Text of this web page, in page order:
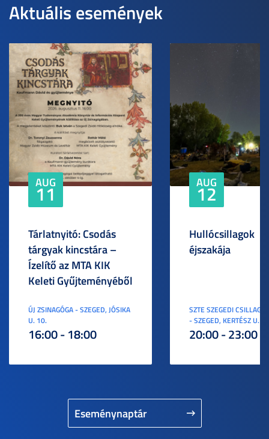
Aktuális események
Eseménynaptár
AUG
11
Tárlatnyitó: Csodás
tárgyak kincstára –
Ízelítő az MTA KIK
Keleti Gyűjteményéből
ÚJ ZSINAGÓGA - SZEGED, JÓSIKA
U. 10.
16:00 - 18:00
AUG
12
Hullócsillagok
éjszakája
SZTE SZEGEDI
- SZEGED, KERTÉSZ U. 3.
20:00 - 23:00